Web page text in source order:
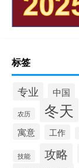
标签
专业 中国
农历 冬天
寓意 工作
技能 攻略